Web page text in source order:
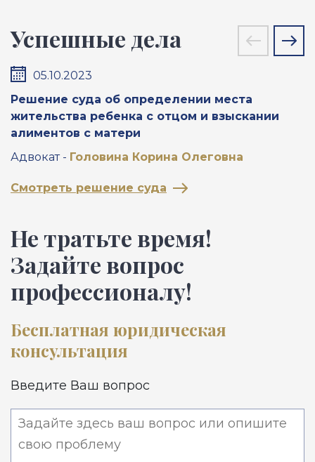
Успешные дела
05.10.2023
Решение суда об определении места
жительства ребенка с отцом и взыскании
алиментов с матери
Адвокат - Головина Корина Олеговна
Смотреть решение суда
Не тратьте время!
Задайте вопрос
профессионалу!
Бесплатная юридическая
консультация
Введите Ваш вопрос